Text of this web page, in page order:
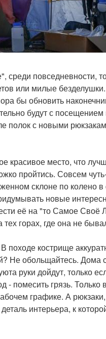
среди повседневности,
или милые
бы обновить
будут с
полок с новыми
красивое место, что
пройтись. Совсем
склоне по колено в
новые
её на "то Самое
горах, где она не
походе кострище
Не обольщайтесь. Дома
руки дойдут, только
- помесить грязь.
графике. А
интерьера, к